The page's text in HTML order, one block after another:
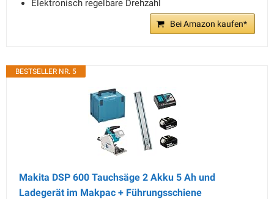
Elektronisch regelbare Drehzahl
Bei Amazon kaufen*
BESTSELLER NR. 5
Makita DSP 600 Tauchsäge 2 Akku 5 Ah und
Ladegerät im Makpac + Führungsschiene